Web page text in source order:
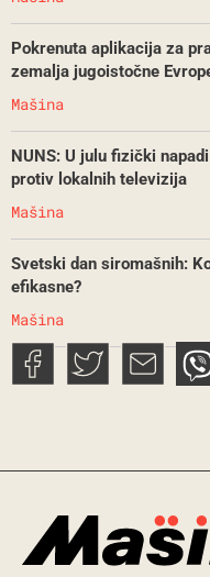
Pokrenuta aplikacija za
zemalja jugoistočne
Mašina
NUNS: U julu fizički
protiv lokalnih televizija
Mašina
Svetski dan siromašnih:
efikasne?
Mašina